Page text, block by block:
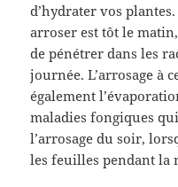
d’hydrater vos
arroser est tôt le
de pénétrer dans les
journée. L’arrosage à
également
maladies fongiques
l’arrosage du soir,
les feuilles pendant la